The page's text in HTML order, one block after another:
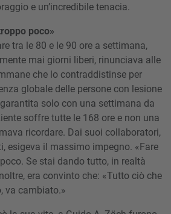
e un’incredibile tenacia.
poco»
tra le 80 e le 90 ore a settimana,
mai giorni liberi, rinunciava alle
che lo contraddistinse per
globale delle persone con lesione
solo con una settimana da
soffre tutte le 168 ore e non una
ricordare. Dai suoi collaboratori,
esigeva il massimo impegno. «Fare
Se stai dando tutto, in realtà
era convinto che: «Tutto ciò che
va cambiato.»